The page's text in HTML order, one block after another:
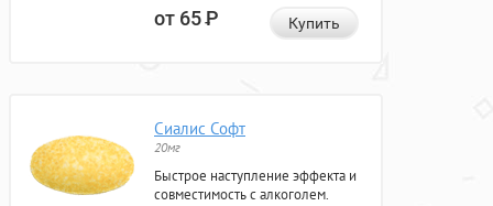
от 65Р Купить
Сиалис Софт
20мг
Быстрое наступление эффекта и
совместимость с алкоголем.